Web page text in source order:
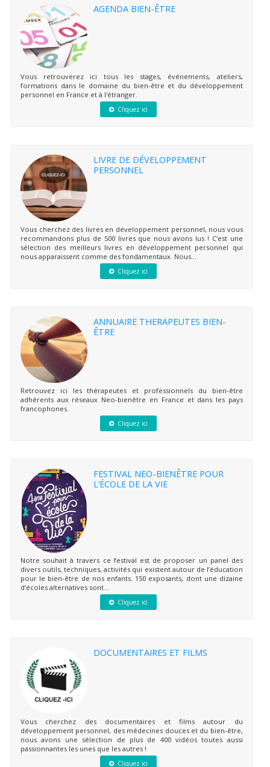
AGENDA BIEN-ÊTRE
Vous retrouverez ici tous les stages, événements, ateliers,
formations dans le domaine du bien-être et du développement
personnel en France et à l'étranger.
Cliquez ici
LIVRE DE DÉVELOPPEMENT
PERSONNEL
Vous cherchez des livres en développement personnel, nous vous
recommandons plus de 500 livres que nous avons lus ! C'est une
sélection des meilleurs livres en développement personnel qui
nous apparaissent comme des fondamentaux. Nous...
Cliquez ici
ANNUAIRE THERAPEUTES BIEN-
ÊTRE
Retrouvez ici les thérapeutes et professionnels du bien-être
adhérents aux réseaux Neo-bienêtre en France et dans les pays
francophones.
Cliquez ici
FESTIVAL NEO-BIENÊTRE POUR
L’ÉCOLE DE LA VIE
Notre souhait à travers ce festival est de proposer un panel des
divers outils, techniques, activités qui existent autour de l’éducation
pour le bien-être de nos enfants. 150 exposants, dont une dizaine
d’écoles alternatives sont...
Cliquez ici
DOCUMENTAIRES ET FILMS
Vous cherchez des documentaires et films autour du
développement personnel, des médecines douces et du bien-être,
nous avons une sélection de plus de 400 vidéos toutes aussi
passionnantes les unes que les autres !
Cliquez ici